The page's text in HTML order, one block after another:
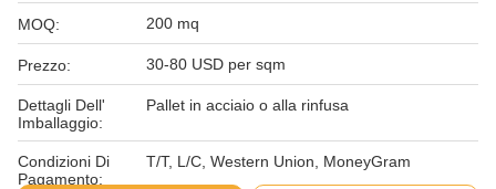
MOQ: 200 mq
Prezzo: 30-80 USD per sqm
Dettagli Dell'
Imballaggio:
Pallet in acciaio o alla rinfusa
Condizioni Di
Pagamento:
T/T, L/C, Western Union, MoneyGram